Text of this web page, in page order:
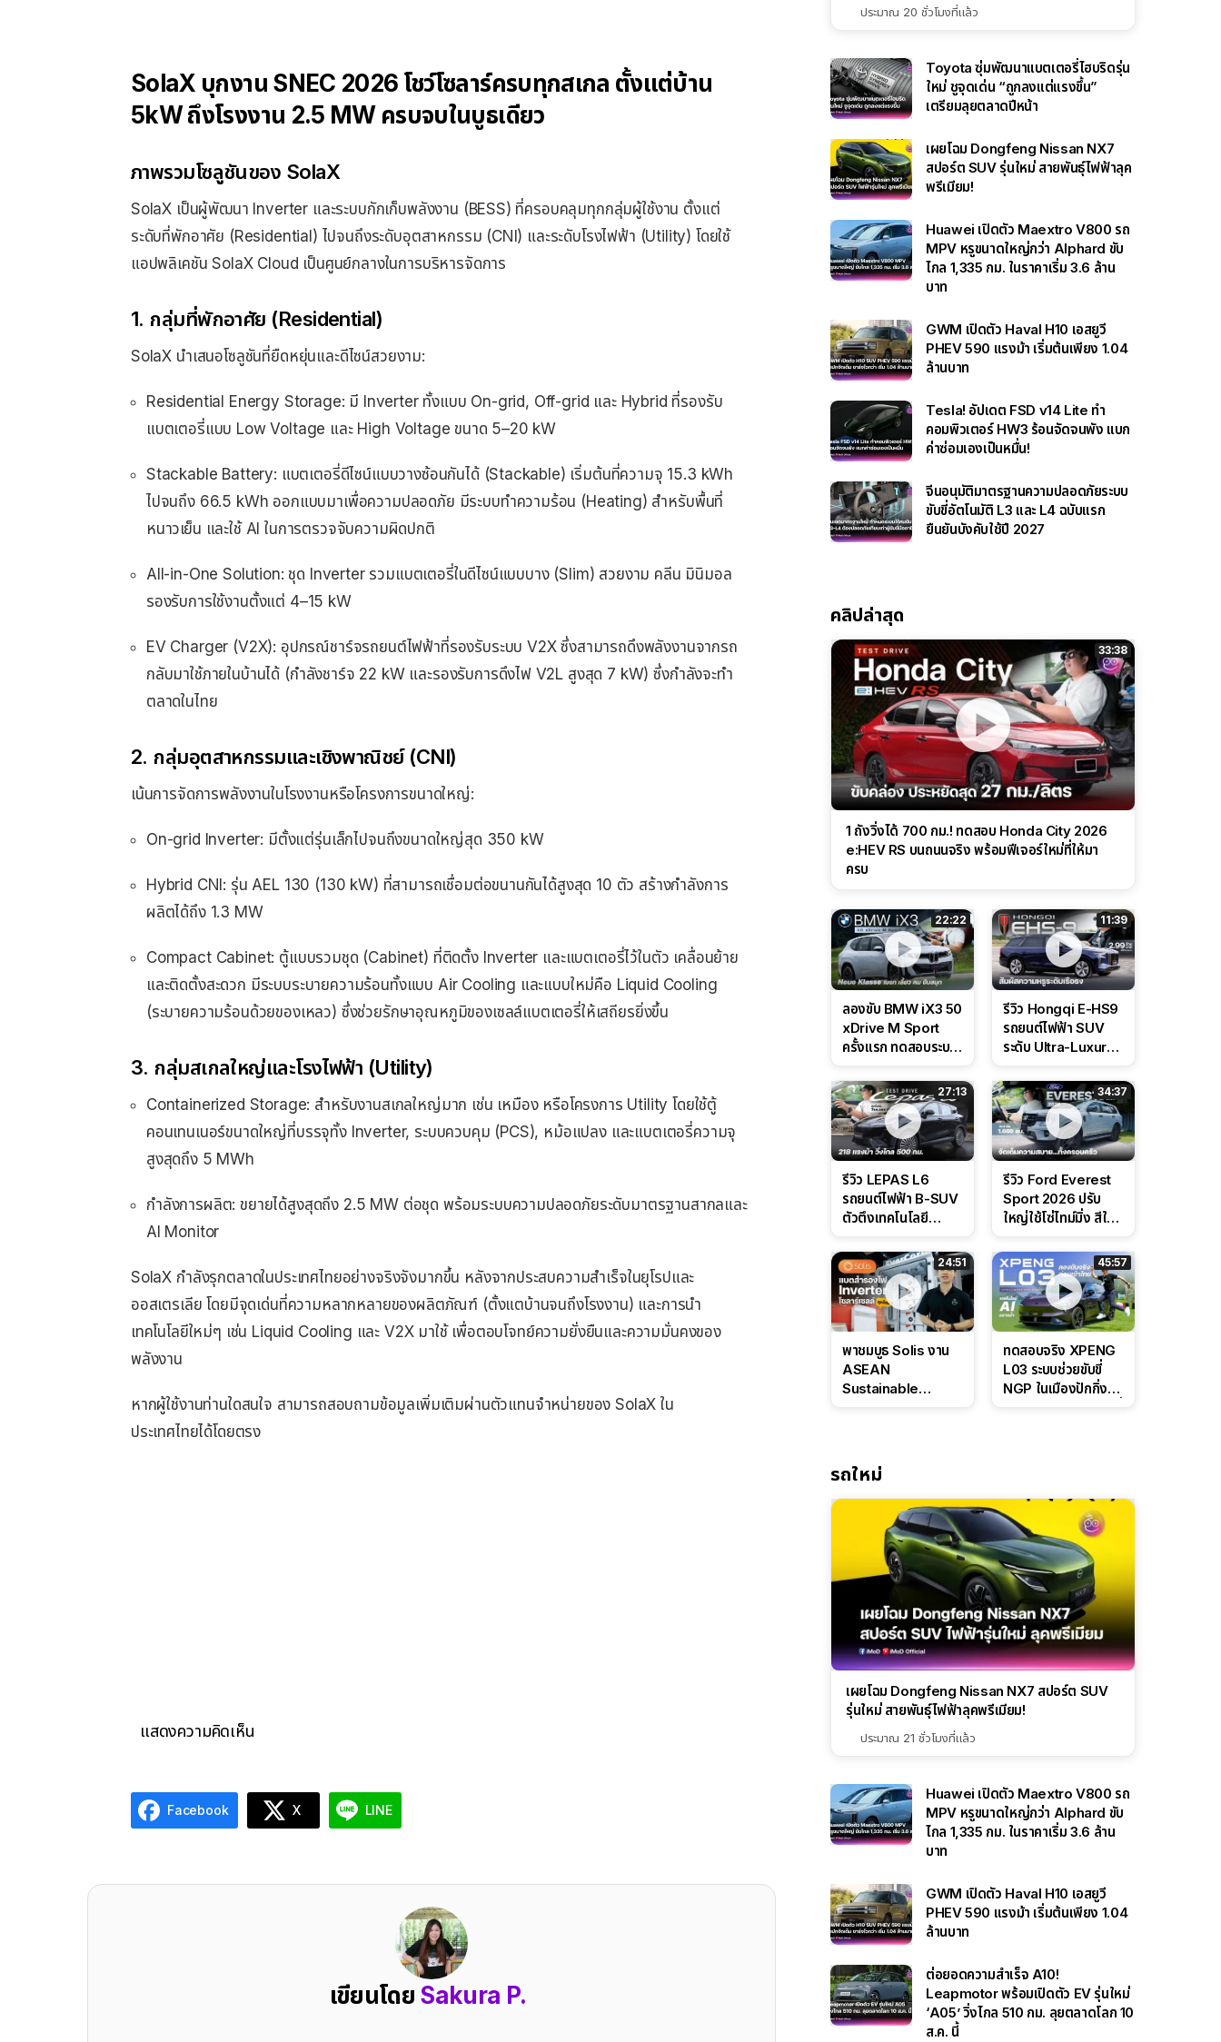
SolaX บุกงาน SNEC 2026 โชว์โซลาร์ครบทุกสเกล ตั้งแต่บ้าน
5kW ถึงโรงงาน 2.5 MW ครบจบในบูธเดียว
ภาพรวมโซลูชันของ SolaX
SolaX เป็นผู้พัฒนา Inverter และระบบกักเก็บพลังงาน (BESS) ที่ครอบคลุมทุกกลุ่มผู้ใช้งาน ตั้งแต่
ระดับที่พักอาศัย (Residential) ไปจนถึงระดับอุตสาหกรรม (CNI) และระดับโรงไฟฟ้า (Utility) โดยใช้
แอปพลิเคชัน SolaX Cloud เป็นศูนย์กลางในการบริหารจัดการ
1. กลุ่มที่พักอาศัย (Residential)
SolaX นำเสนอโซลูชันที่ยืดหยุ่นและดีไซน์สวยงาม:
Residential Energy Storage: มี Inverter ทั้งแบบ On-grid, Off-grid และ Hybrid ที่รองรับ
แบตเตอรี่แบบ Low Voltage และ High Voltage ขนาด 5–20 kW
Stackable Battery: แบตเตอรี่ดีไซน์แบบวางซ้อนกันได้ (Stackable) เริ่มต้นที่ความจุ 15.3 kWh
ไปจนถึง 66.5 kWh ออกแบบมาเพื่อความปลอดภัย มีระบบทำความร้อน (Heating) สำหรับพื้นที่
หนาวเย็น และใช้ AI ในการตรวจจับความผิดปกติ
All-in-One Solution: ชุด Inverter รวมแบตเตอรี่ในดีไซน์แบบบาง (Slim) สวยงาม คลีน มินิมอล
รองรับการใช้งานตั้งแต่ 4–15 kW
EV Charger (V2X): อุปกรณ์ชาร์จรถยนต์ไฟฟ้าที่รองรับระบบ V2X ซึ่งสามารถดึงพลังงานจากรถ
กลับมาใช้ภายในบ้านได้ (กำลังชาร์จ 22 kW และรองรับการดึงไฟ V2L สูงสุด 7 kW) ซึ่งกำลังจะทำ
ตลาดในไทย
2. กลุ่มอุตสาหกรรมและเชิงพาณิชย์ (CNI)
เน้นการจัดการพลังงานในโรงงานหรือโครงการขนาดใหญ่:
On-grid Inverter: มีตั้งแต่รุ่นเล็กไปจนถึงขนาดใหญ่สุด 350 kW
Hybrid CNI: รุ่น AEL 130 (130 kW) ที่สามารถเชื่อมต่อขนานกันได้สูงสุด 10 ตัว สร้างกำลังการ
ผลิตได้ถึง 1.3 MW
Compact Cabinet: ตู้แบบรวมชุด (Cabinet) ที่ติดตั้ง Inverter และแบตเตอรี่ไว้ในตัว เคลื่อนย้าย
และติดตั้งสะดวก มีระบบระบายความร้อนทั้งแบบ Air Cooling และแบบใหม่คือ Liquid Cooling
(ระบายความร้อนด้วยของเหลว) ซึ่งช่วยรักษาอุณหภูมิของเซลล์แบตเตอรี่ให้เสถียรยิ่งขึ้น
3. กลุ่มสเกลใหญ่และโรงไฟฟ้า (Utility)
Containerized Storage: สำหรับงานสเกลใหญ่มาก เช่น เหมือง หรือโครงการ Utility โดยใช้ตู้
คอนเทนเนอร์ขนาดใหญ่ที่บรรจุทั้ง Inverter, ระบบควบคุม (PCS), หม้อแปลง และแบตเตอรี่ความจุ
สูงสุดถึง 5 MWh
กำลังการผลิต: ขยายได้สูงสุดถึง 2.5 MW ต่อชุด พร้อมระบบความปลอดภัยระดับมาตรฐานสากลและ
AI Monitor
SolaX กำลังรุกตลาดในประเทศไทยอย่างจริงจังมากขึ้น หลังจากประสบความสำเร็จในยุโรปและ
ออสเตรเลีย โดยมีจุดเด่นที่ความหลากหลายของผลิตภัณฑ์ (ตั้งแตบ้านจนถึงโรงงาน) และการนำ
เทคโนโลยีใหม่ๆ เช่น Liquid Cooling และ V2X มาใช้ เพื่อตอบโจทย์ความยั่งยืนและความมั่นคงของ
พลังงาน
หากผู้ใช้งานท่านใดสนใจ สามารถสอบถามข้อมูลเพิ่มเติมผ่านตัวแทนจำหน่ายของ SolaX ใน
ประเทศไทยได้โดยตรง
แสดงความคิดเห็น
Facebook X LINE
เขียนโดย Sakura P.
ประมาณ 20 ชั่วโมงที่แล้ว
Toyota ซุ่มพัฒนาแบตเตอรี่ไฮบริดรุ่น
ใหม่ ชูจุดเด่น “ถูกลงแต่แรงขึ้น”
เตรียมลุยตลาดปีหน้า
เผยโฉม Dongfeng Nissan NX7
สปอร์ต SUV รุ่นใหม่ สายพันธุ์ไฟฟ้าลุค
พรีเมียม!
Huawei เปิดตัว Maextro V800 รถ
MPV หรูขนาดใหญ่กว่า Alphard ขับ
ไกล 1,335 กม. ในราคาเริ่ม 3.6 ล้าน
บาท
GWM เปิดตัว Haval H10 เอสยูวี
PHEV 590 แรงม้า เริ่มต้นเพียง 1.04
ล้านบาท
Tesla! อัปเดต FSD v14 Lite ทำ
คอมพิวเตอร์ HW3 ร้อนจัดจนพัง แบก
ค่าซ่อมเองเป็นหมื่น!
จีนอนุมัติมาตรฐานความปลอดภัยระบบ
ขับขี่อัตโนมัติ L3 และ L4 ฉบับแรก
ยืนยันบังคับใช้ปี 2027
คลิปล่าสุด
33:38
1 ถังวิ่งได้ 700 กม.! ทดสอบ Honda City 2026
e:HEV RS บนถนนจริง พร้อมฟีเจอร์ใหม่ที่ให้มา
ครบ
22:22
ลองขับ BMW iX3 50
xDrive M Sport
ครั้งแรก ทดสอบระบบ
Performance แบบ
จัดเต็มในสนาม
11:39
รีวิว Hongqi E-HS9
รถยนต์ไฟฟ้า SUV
ระดับ Ultra-Luxury
CDC นุ่มหนึบเหนือ
ระดับ
27:13
รีวิว LEPAS L6
รถยนต์ไฟฟ้า B-SUV
ตัวตึงเทคโนโลยี
ล่างหนึบ ลุ้นราคา 7
แสนต้น
34:37
รีวิว Ford Everest
Sport 2026 ปรับ
ใหญ่ใช้โซ่ไทม์มิ่ง สีใหม่
ดุดันสไตล์ครอบครัว
สายลุย
24:51
พาชมบูธ Solis งาน
ASEAN
Sustainable
IntelliHouse และ
EverCORE โซลูชัน
ESS ครบวงจร
45:57
ทดสอบจริง XPENG
L03 ระบบช่วยขับขี่
NGP ในเมืองปักกิ่ง
รถใหม่
เผยโฉม Dongfeng Nissan NX7 สปอร์ต SUV
รุ่นใหม่ สายพันธุ์ไฟฟ้าลุคพรีเมียม!
ประมาณ 21 ชั่วโมงที่แล้ว
Huawei เปิดตัว Maextro V800 รถ
MPV หรูขนาดใหญ่กว่า Alphard ขับ
ไกล 1,335 กม. ในราคาเริ่ม 3.6 ล้าน
บาท
GWM เปิดตัว Haval H10 เอสยูวี
PHEV 590 แรงม้า เริ่มต้นเพียง 1.04
ล้านบาท
ต่อยอดความสำเร็จ A10!
Leapmotor พร้อมเปิดตัว EV รุ่นใหม่
‘A05’ วิ่งไกล 510 กม. ลุยตลาดโลก 10
ส.ค. นี้